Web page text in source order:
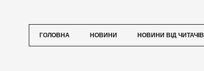
ГОЛОВНА НОВИНИ НОВИНИ ВІД ЧИТАЧІВ